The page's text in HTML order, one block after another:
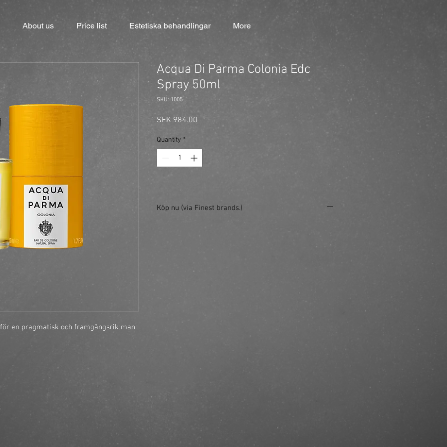
About us Price list Estetiska behandlingar More
en pragmatisk och framgångsrik man
Acqua Di Parma Colonia Edc
Spray 50ml
SKU: 1005
SEK 984.00 Price
Quantity *
Köp nu (via Finest brands.)